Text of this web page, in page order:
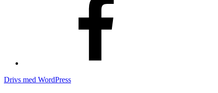
Drivs med WordPress